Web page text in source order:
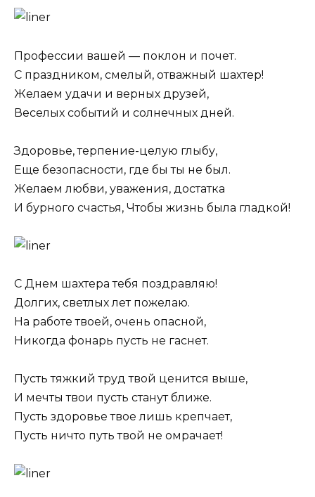
Профессии вашей — поклон и почет.
С праздником, смелый, отважный шахтер!
Желаем удачи и верных друзей,
Веселых событий и солнечных дней.
Здоровье, терпение-целую глыбу,
Еще безопасности, где бы ты не был.
Желаем любви, уважения, достатка
И бурного счастья, Чтобы жизнь была гладкой!
С Днем шахтера тебя поздравляю!
Долгих, светлых лет пожелаю.
На работе твоей, очень опасной,
Никогда фонарь пусть не гаснет.
Пусть тяжкий труд твой ценится выше,
И мечты твои пусть станут ближе.
Пусть здоровье твое лишь крепчает,
Пусть ничто путь твой не омрачает!